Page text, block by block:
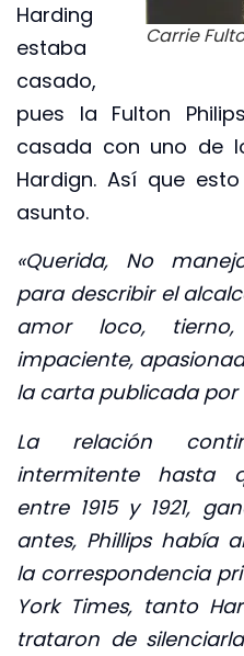
Carrie
Harding
estaba
casado,
pues la Fulton
casada con uno de
Hardign. Así que
asunto.
«Querida, No
para describir el
amor loco, tierno,
impaciente,
la carta publicada por
La relación
intermitente hasta
entre 1915 y 1921,
antes, Phillips había
la correspondencia
York Times, tanto
trataron de